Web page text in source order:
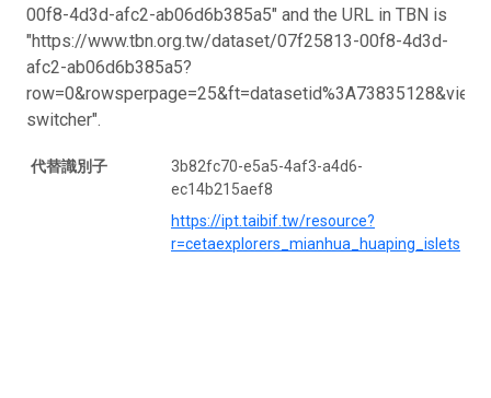
00f8-4d3d-afc2-ab06d6b385a5" and the URL in TBN is
"https://www.tbn.org.tw/dataset/07f25813-00f8-4d3d-
afc2-ab06d6b385a5?
switcher".
代替識別子
3b82fc70-e5a5-4af3-a4d6-
ec14b215aef8
https://ipt.taibif.tw/resource?
r=cetaexplorers_mianhua_huaping_islets